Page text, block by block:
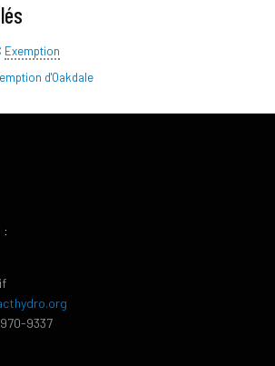
Exemption
d'Oakdale
:
9337